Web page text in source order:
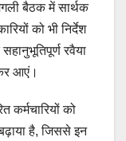
बैठक में सार्थक
को भी निर्देश
रवैया
आएं।
कर्मचारियों को
है, जिससे इन